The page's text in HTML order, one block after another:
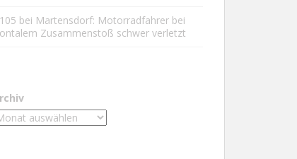
bei Martensdorf: Motorradfahrer bei
Zusammenstoß schwer verletzt